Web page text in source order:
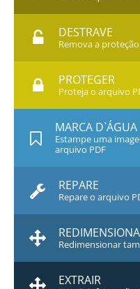
DESTRAVE
Remova a
PROTEGER
Proteja o arquivo
MARCA D`ÁGUA
Estampe uma
arquivo PDF
REPARE
Repare o arquivo
Redimensionar
EXTRAIR